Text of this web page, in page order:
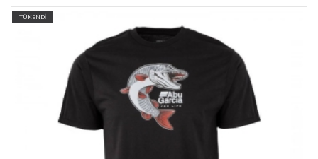
TÜKENDİ